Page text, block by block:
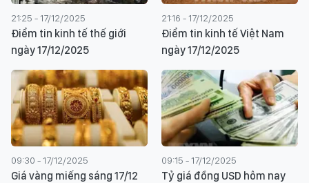
21:25 - 17/12/2025
Điểm tin kinh tế thế giới
ngày 17/12/2025
21:16 - 17/12/2025
Điểm tin kinh tế Việt Nam
ngày 17/12/2025
09:30 - 17/12/2025
Giá vàng miếng sáng 17/12
09:15 - 17/12/2025
Tỷ giá đồng USD hôm nay